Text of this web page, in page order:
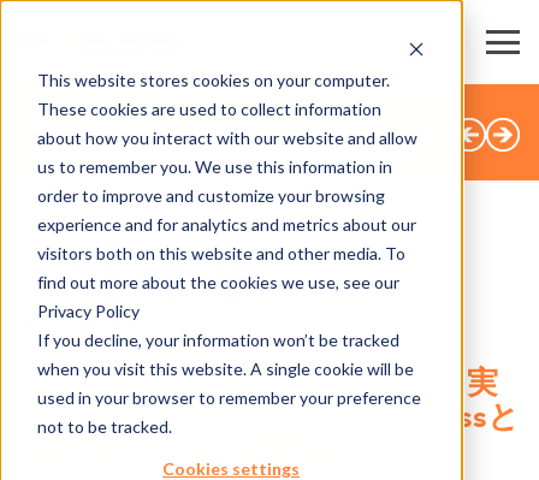
This website stores cookies on your computer.
These cookies are used to collect information
about how you interact with our website and allow
us to remember you. We use this information in
order to improve and customize your browsing
experience and for analytics and metrics about our
visitors both on this website and other media. To
find out more about the cookies we use, see our
Privacy Policy
If you decline, your information won’t be tracked
when you visit this website. A single cookie will be
used in your browser to remember your preference
not to be tracked.
Cookies settings
すべてのニュース
SHARE
19.11.2020
安全な非接触オペレーションを実
現する展示会用ポータルをAxessと